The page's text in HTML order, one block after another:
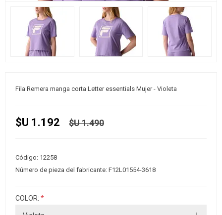
Fila Remera manga corta Letter essentials Mujer - Violeta
$U 1.192 $U 1.490
Código: 12258
Número de pieza del fabricante: F12L01554-3618
COLOR: *